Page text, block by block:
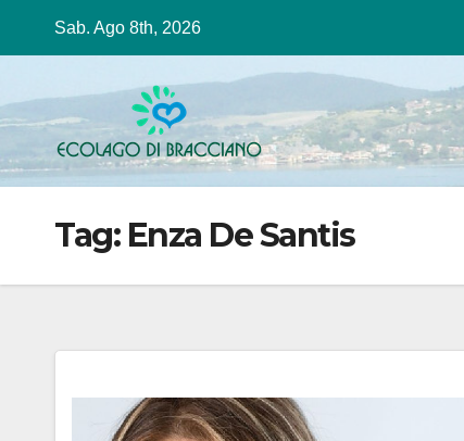
Sab. Ago 8th, 2026
Tag: Enza De Santis